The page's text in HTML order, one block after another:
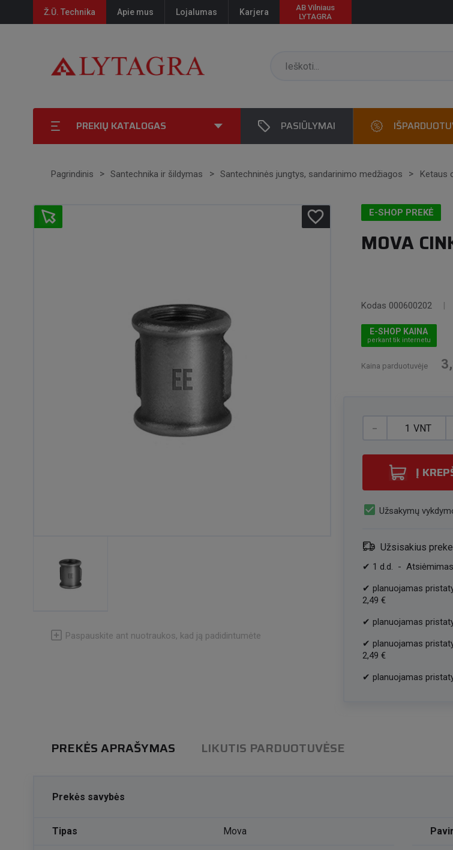
Ž.Ū. Technika Apie mus Lojalumas Karjera
AB Vilniaus
LYTAGRA
PREKIŲ KATALOGAS PASIŪLYMAI
Pagrindinis Santechnika ir šildymas Santechninės jungtys, sandarinimo medžiagos Ketaus
favorite_border
Paspauskite ant nuotraukos, kad ją padidintumėte
E-SHOP PREKĖ
MOVA
Kodas 000600202 |
E-SHOP KAINA
perkant tik internetu
Kaina parduotuvėje
- VNT
Į
check_box Užsakymų
Užsisakius
✔ 1 d.d. -
✔ planuojamas
2,49 €
✔ planuojamas
✔ planuojamas
2,49 €
✔ planuojamas
PREKĖS APRAŠYMAS LIKUTIS PARDUOTUVĖSE
Prekės savybės
Tipas Mova